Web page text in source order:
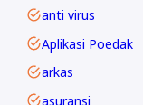
anti virus
Aplikasi Poedak
arkas
asuransi